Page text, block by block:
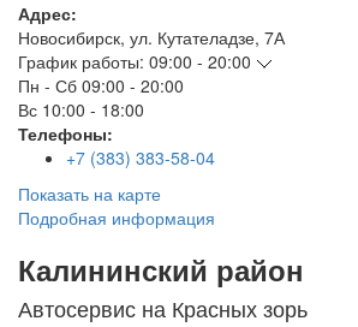
Адрес:
Новосибирск, ул. Кутателадзе, 7А
График работы: 09:00 - 20:00
Пн - Сб 09:00 - 20:00
Вс 10:00 - 18:00
Телефоны:
+7 (383) 383-58-04
Показать на карте
Подробная информация
Калининский район
Автосервис на Красных зорь